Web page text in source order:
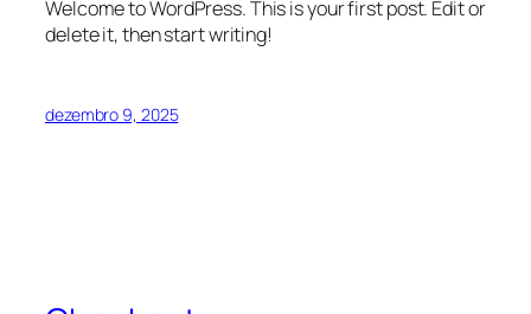
Welcome to WordPress. This is your first post. Edit or
delete it, then start writing!
dezembro 9, 2025